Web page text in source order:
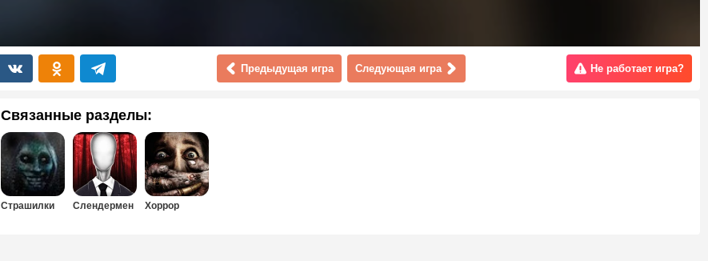
Предыдущая игра Следующая игра Не работает игра?
Связанные разделы:
Страшилки Слендермен Хоррор